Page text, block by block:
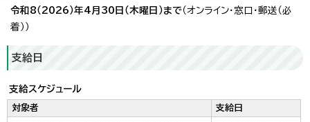
令和8（2026）年4月30日（木曜日）まで（オンライン・窓口・郵送（必
着））
支給日
支給スケジュール
対象者 支給日